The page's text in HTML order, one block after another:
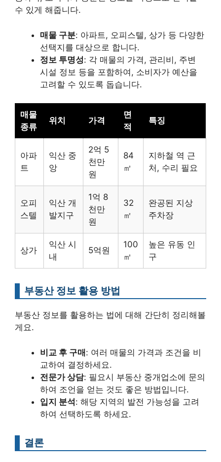
수 있게 해줍니다.
매물 구분: 아파트, 오피스텔, 상가 등 다양한
선택지를 대상으로 합니다.
정보 투명성: 각 매물의 가격, 관리비, 주변
시설 정보 등을 포함하여, 소비자가 예산을
고려할 수 있도록 돕습니다.
매물
종류
위치 가격
면
적
특징
아파
트
익산 중
앙
2억 5
천만
원
84
㎡
지하철 역 근
처, 수리 필요
오피
스텔
익산 개
발지구
1억 8
천만
원
32
㎡
완공된 지상
주차장
상가
익산 시
내
5억원
100
㎡
높은 유동 인
구
부동산 정보 활용 방법
부동산 정보를 활용하는 법에 대해 간단히 정리해볼
게요.
비교 후 구매: 여러 매물의 가격과 조건을 비
교하여 결정하세요.
전문가 상담: 필요시 부동산 중개업소에 문의
하여 조언을 얻는 것도 좋은 방법입니다.
입지 분석: 해당 지역의 발전 가능성을 고려
하여 선택하도록 하세요.
결론